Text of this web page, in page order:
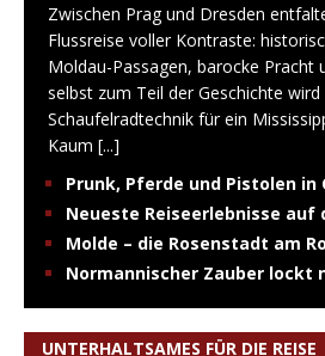
Zwischen Prag und Dresden
Flussreise voller Kontraste:
Moldau-Passagen, barocke Pracht
selbst zum Teil der Geschichte
Schaufelradtechnik für ein
Kaum [...]
Prunk, Pferde und Pistolen in
Neueste Reiseerlebnisse auf
Molde – die Rosenstadt am
Normannischer Zauber lockt
UNTERHALTSAMES FÜR DIE REISE